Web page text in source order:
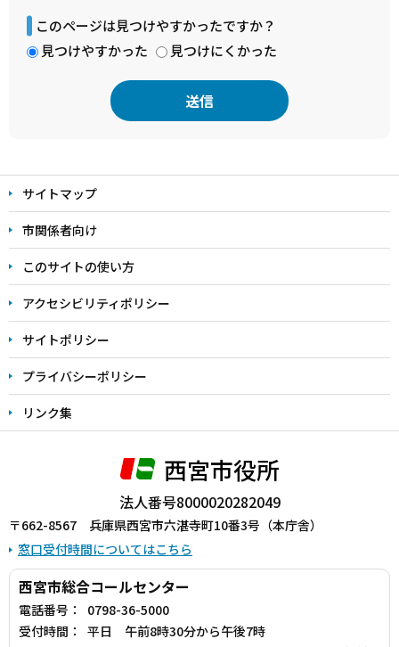
このページは見つけやすかったですか？
見つけやすかった
見つけにくかった
文
こ
こ
ま
で
サイトマップ
市関係者向け
このサイトの使い方
アクセシビリティポリシー
サイトポリシー
プライバシーポリシー
リンク集
西宮市役所
法人番号8000020282049
〒662-8567 兵庫県西宮市六湛寺町10番3号（本庁舎）
窓口受付時間についてはこちら
西宮市総合コールセンター
電話番号：
0798-36-5000
受付時間：
平日 午前8時30分から午後7時